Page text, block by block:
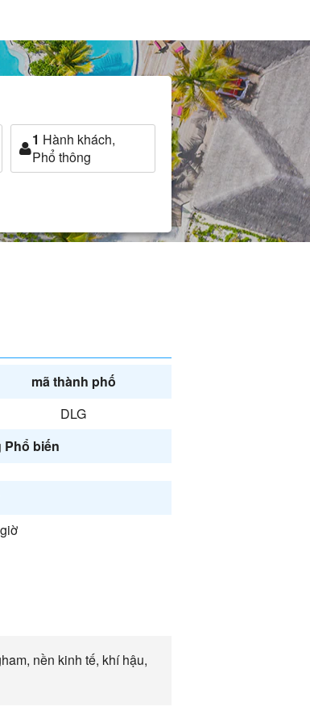
1 Hành khách,
Phổ thông
mã thành phố
DLG
Phổ biến
nền kinh tế, khí hậu,